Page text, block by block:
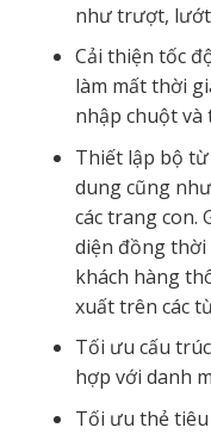
như trượt,
Cải thiện tốc
làm mất thời
nhập chuột và
Thiết lập bộ
dung cũng
các trang con.
diện đồng thời
khách hàng
xuất trên các
Tối ưu cấu
hợp với danh
Tối ưu thẻ